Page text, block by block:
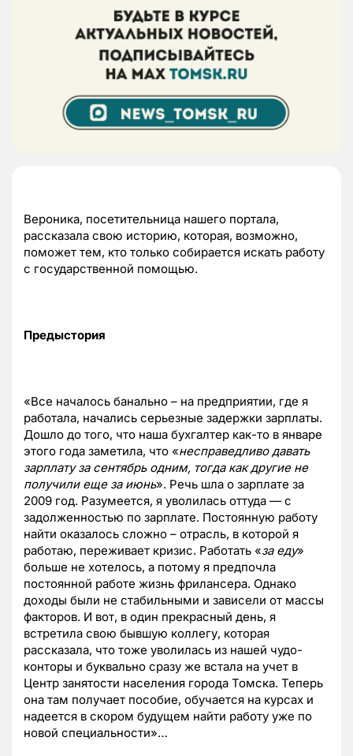
Вероника, посетительница нашего портала,
рассказала свою историю, которая, возможно,
поможет тем, кто только собирается искать работу
с государственной помощью.
Предыстория
«Все началось банально – на предприятии, где я
работала, начались серьезные задержки зарплаты.
Дошло до того, что наша бухгалтер как-то в январе
этого года заметила, что «несправедливо давать
зарплату за сентябрь одним, тогда как другие не
получили еще за июнь». Речь шла о зарплате за
2009 год. Разумеется, я уволилась оттуда — с
задолженностью по зарплате. Постоянную работу
найти оказалось сложно – отрасль, в которой я
работаю, переживает кризис. Работать «за еду»
больше не хотелось, а потому я предпочла
постоянной работе жизнь фрилансера. Однако
доходы были не стабильными и зависели от массы
факторов. И вот, в один прекрасный день, я
встретила свою бывшую коллегу, которая
рассказала, что тоже уволилась из нашей чудо-
конторы и буквально сразу же встала на учет в
Центр занятости населения города Томска. Теперь
она там получает пособие, обучается на курсах и
надеется в скором будущем найти работу уже по
новой специальности»…